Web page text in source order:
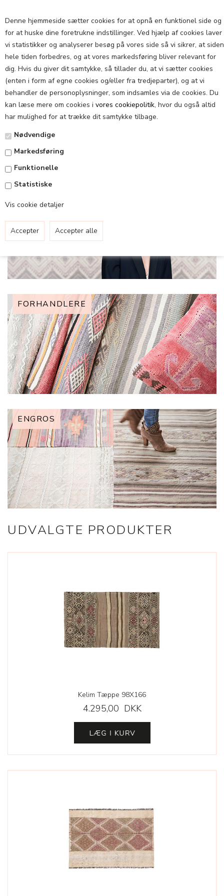
Denne hjemmeside sætter cookies for at opnå en funktionel side og
for at huske dine foretrukne indstillinger. Ved hjælp af cookies laver
vi statistikker og analyserer besøg på vores side så vi sikrer, at siden
hele tiden forbedres, og at vores markedsføring bliver relevant for
dig. Hvis du giver dit samtykke, så tillader du, at vi sætter cookies
(enten i form af egne cookies og/eller fra tredjeparter), og at vi
behandler de personoplysninger, som indsamles via de cookies. Du
kan læse mere om cookies i vores cookiepolitik, hvor du også altid
har mulighed for at trække dit samtykke tilbage.
Nødvendige
Markedsføring
Funktionelle
Statistiske
Vis cookie detaljer
NYHEDER
INSTAGRAM
FORHANDLERE
ENGROS
UDVALGTE PRODUKTER
Kelim Tæppe 98X166
4.295,00 DKK